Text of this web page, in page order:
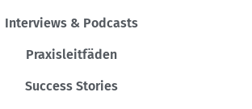
Interviews & Podcasts
Praxisleitfäden
Success Stories